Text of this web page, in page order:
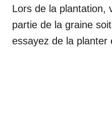
Lors de la plantation,
partie de la graine
essayez de la planter